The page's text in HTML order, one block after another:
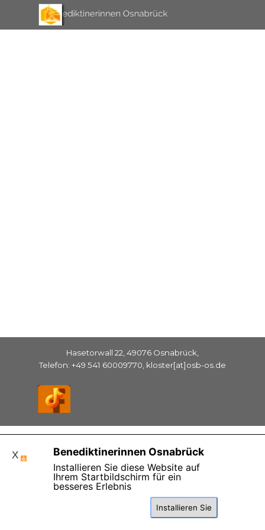
Direkt zum Seiteninhalt
Menü überspringen
Hasetorwall 22, 49076 Osnabrück,
Telefon: +49 541 60009770, kloster[at]osb-os.de
Benediktinerinnen Osnabrück
Installieren Sie diese Website auf
Ihrem Startbildschirm für ein
besseres Erlebnis
Installieren Sie
X
Diese Seite benutzt Cookies , lesen Sie bitte die
Datenschutzhinweise.
Einverstanden